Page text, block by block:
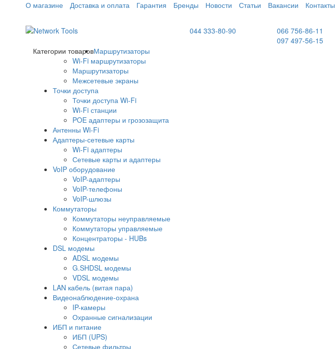
О магазине Доставка и оплата Гарантия Бренды Новости Статьи Вакансии Контакты
044 333-80-90
066 756-86-11
097 497-56-15
Категории товаровМаршрутизаторы
Wi-Fi маршрутизаторы
Маршрутизаторы
Межсетевые экраны
Точки доступа
Точки доступа Wi-Fi
Wi-Fi станции
POE адаптеры и грозозащита
Антенны Wi-Fi
Адаптеры-сетевые карты
Wi-Fi адаптеры
Сетевые карты и адаптеры
VoIP оборудование
VoIP-адаптеры
VoIP-телефоны
VoIP-шлюзы
Коммутаторы
Коммутаторы неуправляемые
Коммутаторы управляемые
Концентраторы - HUBs
DSL модемы
ADSL модемы
G.SHDSL модемы
VDSL модемы
LAN кабель (витая пара)
Видеонаблюдение-охрана
IP-камеры
Охранные сигнализации
ИБП и питание
ИБП (UPS)
Сетевые фильтры